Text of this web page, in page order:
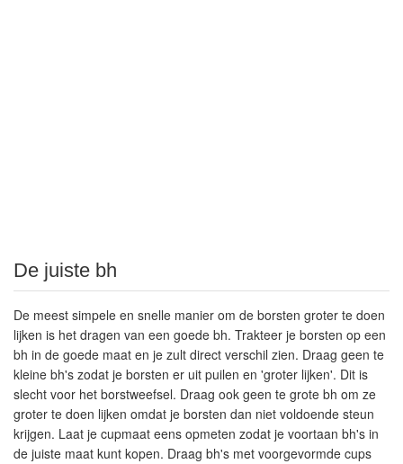
De juiste bh
De meest simpele en snelle manier om de borsten groter te doen
lijken is het dragen van een goede bh. Trakteer je borsten op een
bh in de goede maat en je zult direct verschil zien. Draag geen te
kleine bh's zodat je borsten er uit puilen en 'groter lijken'. Dit is
slecht voor het borstweefsel. Draag ook geen te grote bh om ze
groter te doen lijken omdat je borsten dan niet voldoende steun
krijgen. Laat je cupmaat eens opmeten zodat je voortaan bh's in
de juiste maat kunt kopen. Draag bh's met voorgevormde cups